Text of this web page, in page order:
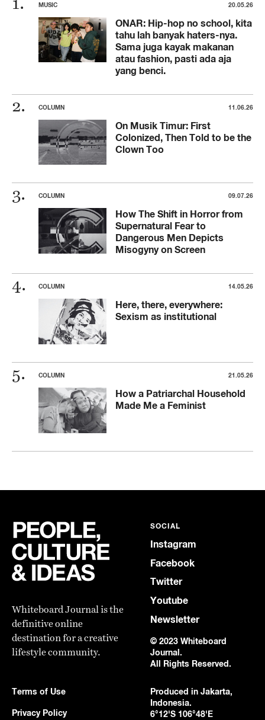
MUSIC 20.05.26
ONAR: Hip-hop no school, kita
tahu lah banyak haters-nya.
Sama juga kayak makanan
atau fashion, pasti ada aja
yang benci.
COLUMN 11.06.26
On Musik Timur: First
Colonized, Then Told to be the
Clown Too
COLUMN 09.07.26
How The Shift in Horror from
Supernatural Fear to
Dangerous Men Depicts
Misogyny on Screen
COLUMN 14.05.26
Here, there, everywhere:
Sexism as institutional
COLUMN 21.05.26
How a Patriarchal Household
Made Me a Feminist
Whiteboard Journal is the
definitive online
destination for a creative
lifestyle community.
SOCIAL
Instagram
Facebook
Twitter
Youtube
Newsletter
© 2023 Whiteboard
Journal.
All Rights Reserved.
Terms of Use
Privacy Policy
Produced in Jakarta,
Indonesia.
6°12'S 106°48'E